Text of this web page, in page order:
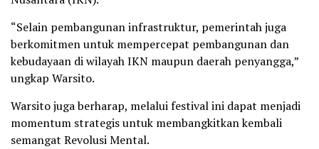
“Selain pembangunan infrastruktur, pemerintah juga
berkomitmen untuk mempercepat pembangunan dan
kebudayaan di wilayah IKN maupun daerah penyangga,”
ungkap Warsito.
Warsito juga berharap, melalui festival ini dapat menjadi
momentum strategis untuk membangkitkan kembali
semangat Revolusi Mental.